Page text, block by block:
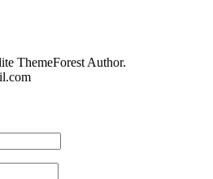
ThemeForest Author.